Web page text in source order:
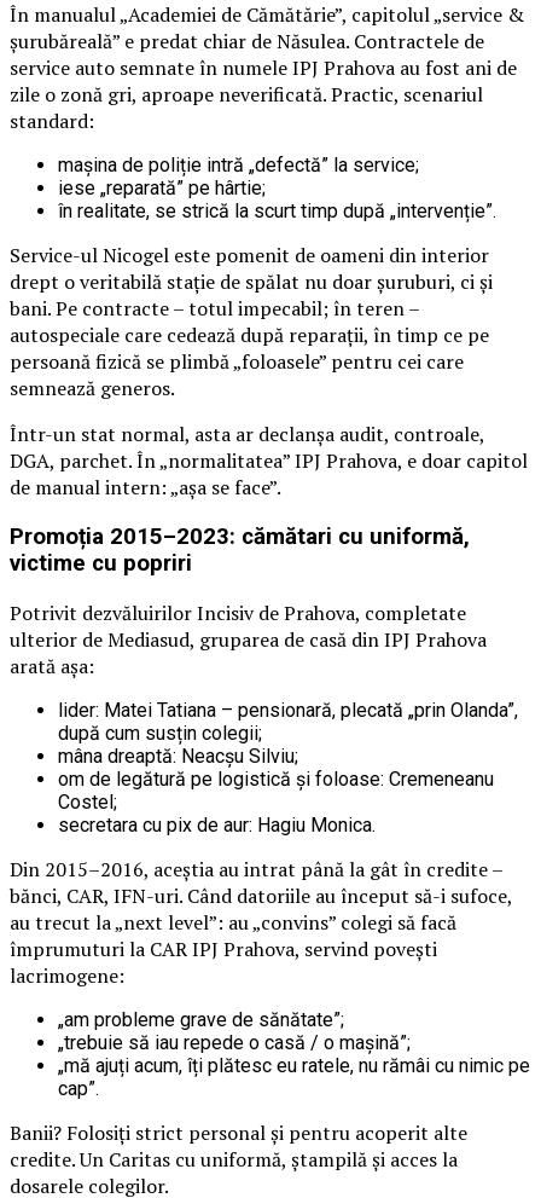
În manualul „Academiei de Cămătărie”, capitolul „service &
șurubăreală” e predat chiar de Năsulea. Contractele de
service auto semnate în numele IPJ Prahova au fost ani de
zile o zonă gri, aproape neverificată. Practic, scenariul
standard:
mașina de poliție intră „defectă” la service;
iese „reparată” pe hârtie;
în realitate, se strică la scurt timp după „intervenție”.
Service-ul Nicogel este pomenit de oameni din interior
drept o veritabilă stație de spălat nu doar șuruburi, ci și
bani. Pe contracte – totul impecabil; în teren –
autospeciale care cedează după reparații, în timp ce pe
persoană fizică se plimbă „foloasele” pentru cei care
semnează generos.
Într-un stat normal, asta ar declanșa audit, controale,
DGA, parchet. În „normalitatea” IPJ Prahova, e doar capitol
de manual intern: „așa se face”.
Promoția 2015–2023: cămătari cu uniformă,
victime cu popriri
Potrivit dezvăluirilor Incisiv de Prahova, completate
ulterior de Mediasud, gruparea de casă din IPJ Prahova
arată așa:
lider: Matei Tatiana – pensionară, plecată „prin Olanda”,
după cum susțin colegii;
mâna dreaptă: Neacșu Silviu;
om de legătură pe logistică și foloase: Cremeneanu
Costel;
secretara cu pix de aur: Hagiu Monica.
Din 2015–2016, aceștia au intrat până la gât în credite –
bănci, CAR, IFN-uri. Când datoriile au început să-i sufoce,
au trecut la „next level”: au „convins” colegi să facă
împrumuturi la CAR IPJ Prahova, servind povești
lacrimogene:
„am probleme grave de sănătate”;
„trebuie să iau repede o casă / o mașină”;
„mă ajuți acum, îți plătesc eu ratele, nu rămâi cu nimic pe
cap”.
Banii? Folosiți strict personal și pentru acoperit alte
credite. Un Caritas cu uniformă, ștampilă și acces la
dosarele colegilor.